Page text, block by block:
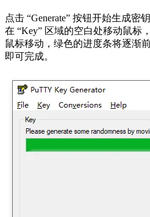
点击 “Generate” 按钮开始生成密
在 “Key” 区域的空白处移动鼠标
鼠标移动，绿色的进度条将逐渐
即可完成。